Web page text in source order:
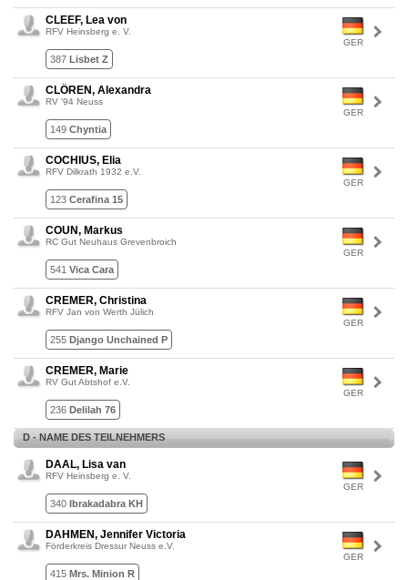
GER
CLEEF, Lea von
RFV Heinsberg e. V.
387 Lisbet Z
GER
CLÖREN, Alexandra
RV '94 Neuss
149 Chyntia
GER
COCHIUS, Elia
RFV Dilkrath 1932 e.V.
123 Cerafina 15
GER
COUN, Markus
RC Gut Neuhaus Grevenbroich
541 Vica Cara
GER
CREMER, Christina
RFV Jan von Werth Jülich
255 Django Unchained P
GER
CREMER, Marie
RV Gut Abtshof e.V.
236 Delilah 76
D - NAME DES TEILNEHMERS
GER
DAAL, Lisa van
RFV Heinsberg e. V.
340 Ibrakadabra KH
GER
DAHMEN, Jennifer Victoria
Förderkreis Dressur Neuss e.V.
415 Mrs. Minion R